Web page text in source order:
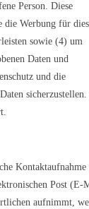
Person. Diese
Werbung für
sowie (4) um
Daten und
und die
Kontaktaufnahme
Post (E-
aufnimmt,